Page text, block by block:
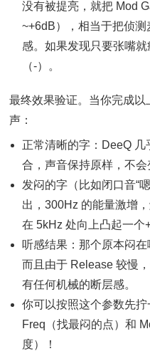
没有被提亮，就把 Mod
~+6dB），相当于把侦
感。如果发现只要张嘴
（-）。
最终效果验证。当你完成
声：
正常清晰的字：DeeQ
合，声音保持原样，不会
发闷的字（比如闭口音“
出，300Hz 的能量激增
在 5kHz 处向上凸起一个
听感结果：那个原本闷
而且由于 Release 较慢
有任何机械的断层感。
你可以按照这个参数先
Freq（找最闷的点）和
度）！